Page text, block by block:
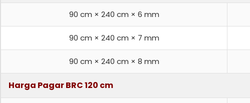
90 cm × 240 cm × 6 mm
90 cm × 240 cm × 7 mm
90 cm × 240 cm × 8 mm
Harga Pagar BRC 120 cm